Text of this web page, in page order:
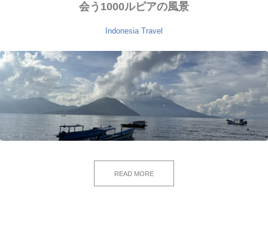
会う1000ルピアの風景
Indonesia Travel
READ MORE